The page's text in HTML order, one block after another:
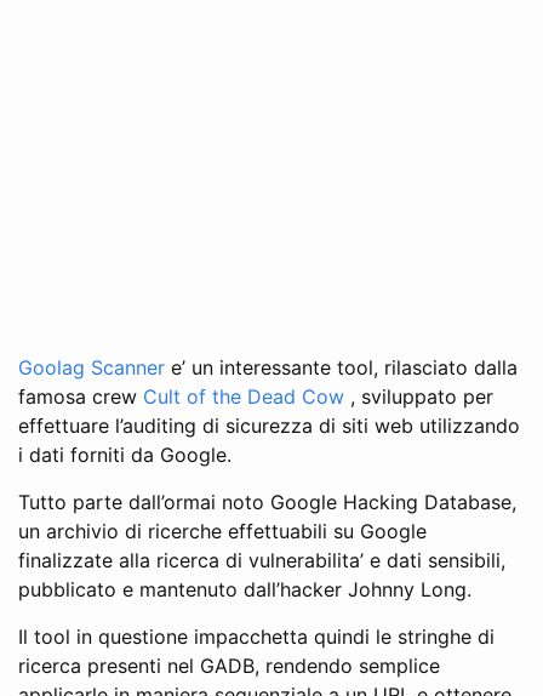
Goolag Scanner e’ un interessante tool, rilasciato dalla
famosa crew Cult of the Dead Cow , sviluppato per
effettuare l’auditing di sicurezza di siti web utilizzando
i dati forniti da Google.
Tutto parte dall’ormai noto Google Hacking Database,
un archivio di ricerche effettuabili su Google
finalizzate alla ricerca di vulnerabilita’ e dati sensibili,
pubblicato e mantenuto dall’hacker Johnny Long.
Il tool in questione impacchetta quindi le stringhe di
ricerca presenti nel GADB, rendendo semplice